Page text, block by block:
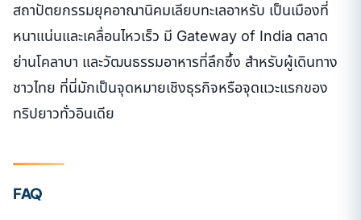
สถาปัตยกรรมยุคอาณานิคมเลียบทะเลอาหรับ เป็นเมืองที่
หนาแน่นและเคลื่อนไหวเร็ว มี Gateway of India ตลาด
ย่านโคลาบา และวัฒนธรรมอาหารที่ลึกซึ้ง สำหรับผู้เดินทาง
ชาวไทย ที่นี่มักเป็นจุดหมายเชิงธุรกิจหรือจุดแวะแรกของ
ทริปยาวทั่วอินเดีย
FAQ